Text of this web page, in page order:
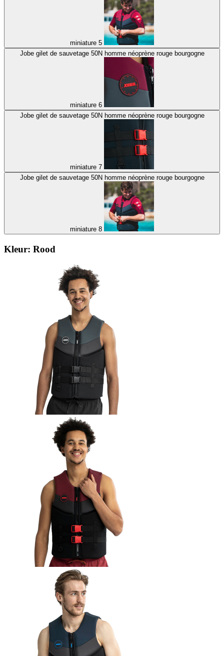
miniature 5
Jobe gilet de sauvetage 50N homme néoprène rouge bourgogne
miniature 6
Jobe gilet de sauvetage 50N homme néoprène rouge bourgogne
miniature 7
Jobe gilet de sauvetage 50N homme néoprène rouge bourgogne
miniature 8
Kleur: Rood